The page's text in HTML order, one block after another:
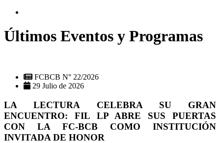
Últimos Eventos y Programas
FCBCB N° 22/2026
29 Julio de 2026
LA LECTURA CELEBRA SU GRAN
ENCUENTRO: FIL LP ABRE SUS PUERTAS
CON LA FC-BCB COMO INSTITUCIÓN
INVITADA DE HONOR